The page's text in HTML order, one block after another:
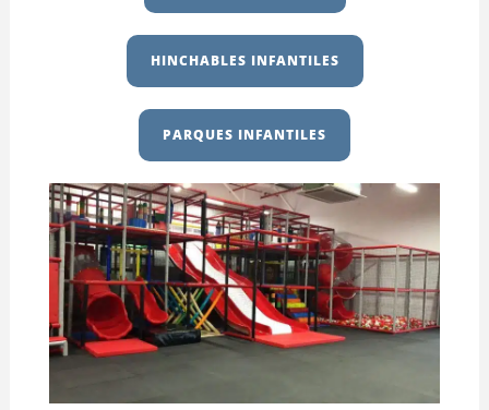
HINCHABLES INFANTILES
PARQUES INFANTILES